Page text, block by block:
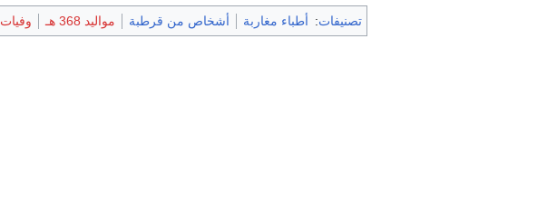
تصنيفات: أطباء مغاربة أشخاص من قرطبة مواليد 368 هـ وفيات 458 هـ